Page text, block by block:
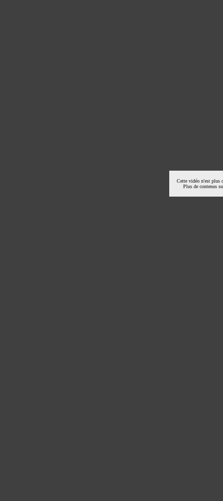
Cette vidéo n'est plus
Plus de contenus